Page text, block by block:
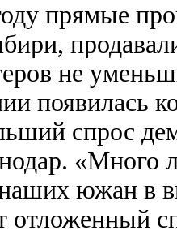
прямые
не
появилась
спрос
«Много
южан в
отложенный